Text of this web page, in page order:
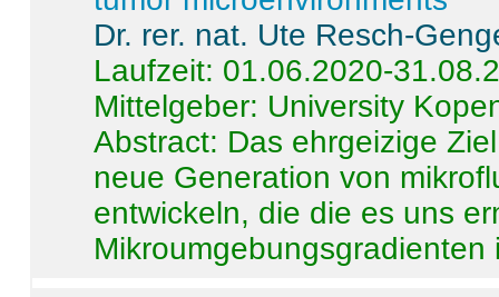
Dr. rer. nat. Ute Resch-
Laufzeit: 01.06.2020-
Mittelgeber: University
Abstract: Das ehrgeizige
neue Generation von
entwickeln, die die es uns
Mikroumgebungsgradienten